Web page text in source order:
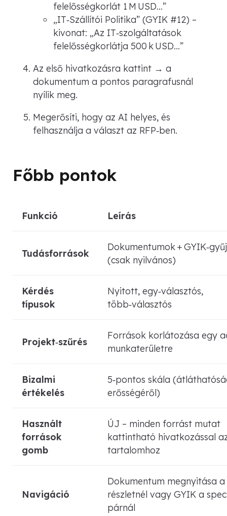
felelősségkorlát 1 M USD…”
„IT‑Szállítói Politika” (GYIK #12) –
kivonat: „Az IT‑szolgáltatások
felelősségkorlátja 500 k USD…”
Az első hivatkozásra kattint → a
dokumentum a pontos paragrafusnál
nyílik meg.
Megerősíti, hogy az AI helyes, és
felhasználja a választ az RFP‑ben.
Főbb pontok
Funkció Leírás
Tudásforrások
Dokumentumok +
(csak nyilvános)
Kérdés
típusok
Nyitott, egy‑választós,
több‑választós
Projekt‑szűrés
Források korlátozása egy
munkaterületre
Bizalmi
értékelés
5‑pontos skála
erősségéről)
Használt
források
gomb
ÚJ – minden forrást mutat
kattintható hivatkozással
tartalomhoz
Navigáció
Dokumentum megnyitása
részletnél vagy GYIK a
párnál